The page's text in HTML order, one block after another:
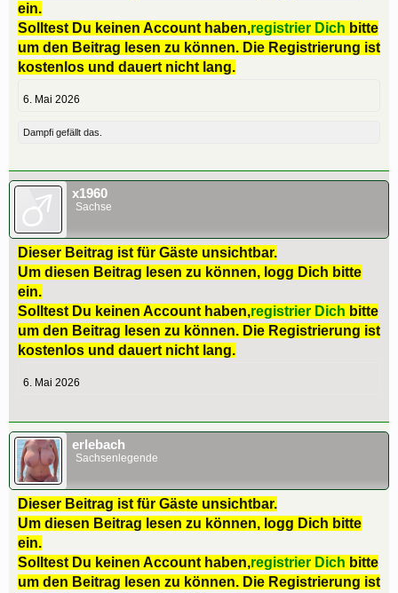
ein.
Solltest Du keinen Account haben,registrier Dich bitte
um den Beitrag lesen zu können. Die Registrierung ist
kostenlos und dauert nicht lang.
6. Mai 2026
Dampfi gefällt das.
x1960
Sachse
Dieser Beitrag ist für Gäste unsichtbar.
Um diesen Beitrag lesen zu können, logg Dich bitte
ein.
Solltest Du keinen Account haben,registrier Dich bitte
um den Beitrag lesen zu können. Die Registrierung ist
kostenlos und dauert nicht lang.
6. Mai 2026
erlebach
Sachsenlegende
Dieser Beitrag ist für Gäste unsichtbar.
Um diesen Beitrag lesen zu können, logg Dich bitte
ein.
Solltest Du keinen Account haben,registrier Dich bitte
um den Beitrag lesen zu können. Die Registrierung ist